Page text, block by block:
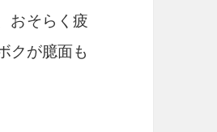
おそらく疲
クが臆面も